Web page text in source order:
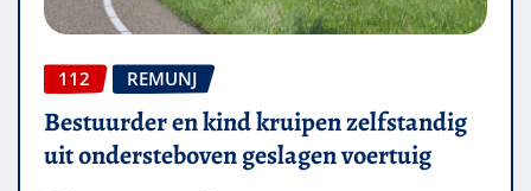
112 REMUNJ
Bestuurder en kind kruipen zelfstandig
uit ondersteboven geslagen voertuig